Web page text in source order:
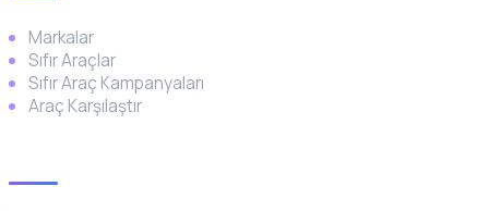
Markalar
Sıfır Araçlar
Sıfır Araç Kampanyaları
Araç Karşılaştır